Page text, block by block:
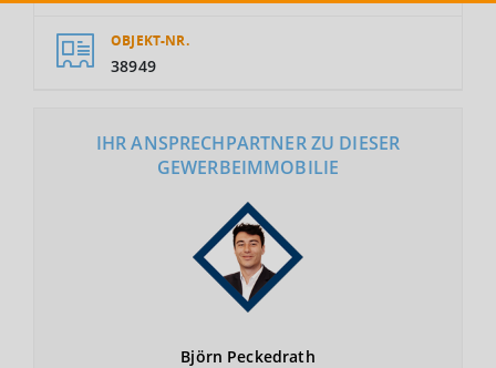
OBJEKT-NR.
38949
IHR ANSPRECHPARTNER ZU DIESER
GEWERBEIMMOBILIE
Björn Peckedrath